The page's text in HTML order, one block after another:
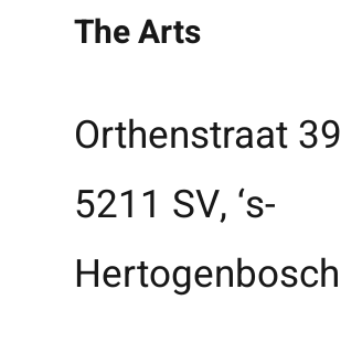
The Arts
Orthenstraat 39
5211 SV, ‘s-
Hertogenbosch